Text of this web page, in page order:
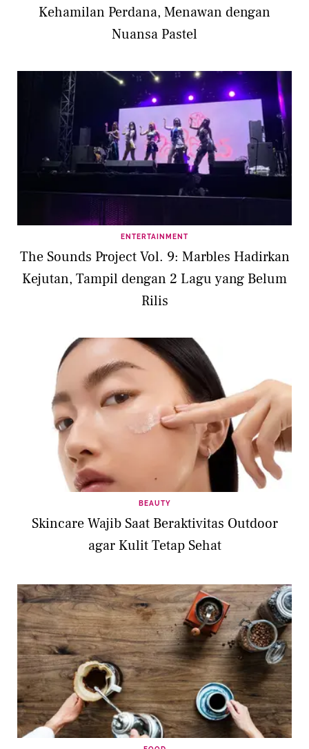
Kehamilan Perdana, Menawan dengan
Nuansa Pastel
ENTERTAINMENT
The Sounds Project Vol. 9: Marbles Hadirkan
Kejutan, Tampil dengan 2 Lagu yang Belum
Rilis
BEAUTY
Skincare Wajib Saat Beraktivitas Outdoor
agar Kulit Tetap Sehat